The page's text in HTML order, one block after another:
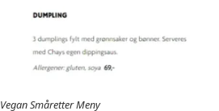
Småretter Meny